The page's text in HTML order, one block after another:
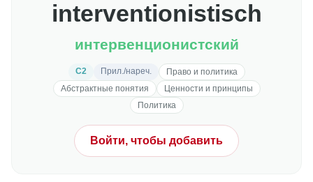
interventionistisch
интервенционистский
C2 Прил./нареч.
Право и политика
Абстрактные понятия
Ценности и принципы
Политика
Войти, чтобы добавить